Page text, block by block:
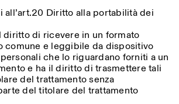
all’art.20 Diritto alla portabilità dei
diritto di ricevere in un formato
comune e leggibile da dispositivo
che lo riguardano forniti a un
e ha il diritto di trasmettere tali
del trattamento senza
del titolare del trattamento